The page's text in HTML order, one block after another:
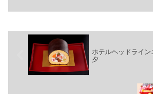
ホテルヘッドライ
夕